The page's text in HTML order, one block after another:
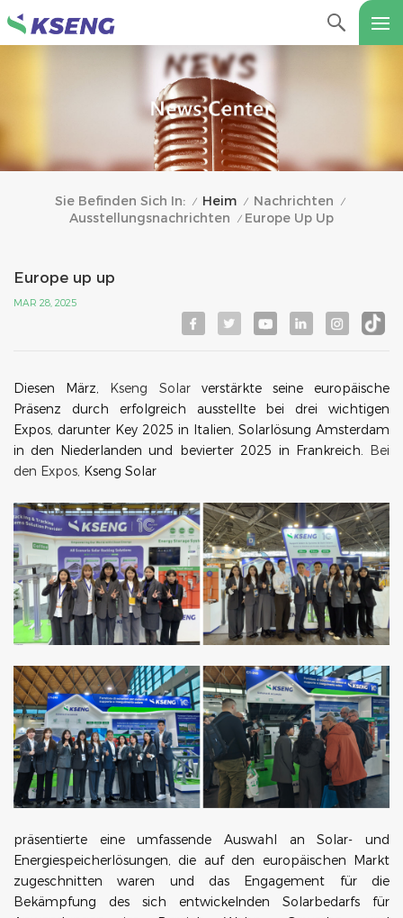
Sie Befinden Sich In: / Heim / Nachrichten /
Ausstellungsnachrichten / Europe Up Up
Europe up up
MAR 28, 2025
Diesen März, Kseng Solar verstärkte seine europäische
Präsenz durch erfolgreich ausstellte bei drei wichtigen
Expos, darunter Key 2025 in Italien, Solarlösung Amsterdam
in den Niederlanden und bevierter 2025 in Frankreich.
Bei
den Expos, Kseng Solar
präsentierte eine umfassende Auswahl an Solar- und
Energiespeicherlösungen, die auf den europäischen Markt
zugeschnitten waren und das Engagement für die
Bekämpfung des sich entwickelnden Solarbedarfs für